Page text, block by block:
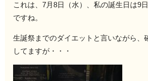
これは、7月8日（水）、私の誕生日は9
ですね。
生誕祭までのダイエットと言いながら、
してますが・・・